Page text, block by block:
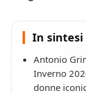
In sintesi
Antonio
Inverno
donne